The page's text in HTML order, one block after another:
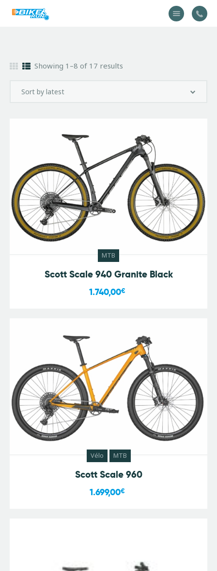
Vélo
Équipement
Contactez-nous
Showing 1–8 of 17 results
MTB
Scott Scale 940 Granite Black
1.740,00€
Vélo MTB
Scott Scale 960
1.699,00€